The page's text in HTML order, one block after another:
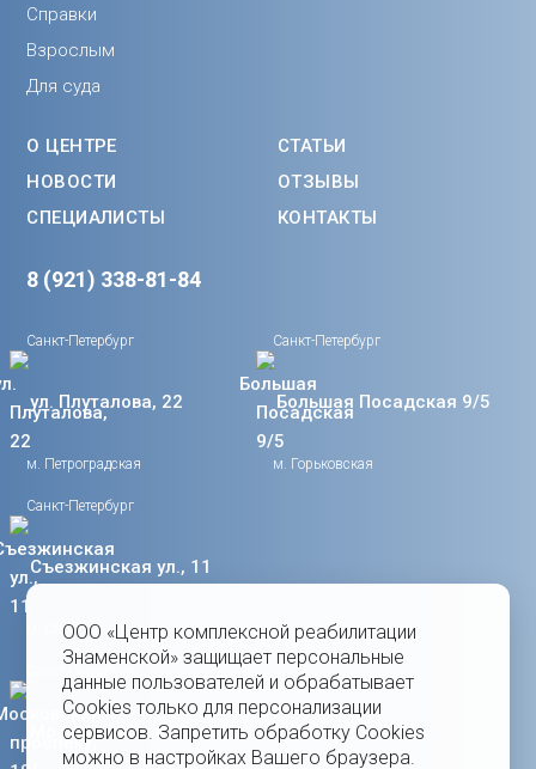
ООО «Центр комплексной реабилитации
Знаменской» защищает персональные
данные пользователей и обрабатывает
Cookies только для персонализации
сервисов. Запретить обработку Cookies
можно в настройках Вашего браузера.
Справки
Взрослым
Для суда
О ЦЕНТРЕ
НОВОСТИ
СПЕЦИАЛИСТЫ
СТАТЬИ
ОТЗЫВЫ
КОНТАКТЫ
8 (921) 338-81-84
Санкт-Петербург
ул. Плуталова, 22
м. Петроградская
Санкт-Петербург
Большая Посадская 9/5
м. Горьковская
Санкт-Петербург
Съезжинская ул., 11
м. Спортивная
Московский проспект,